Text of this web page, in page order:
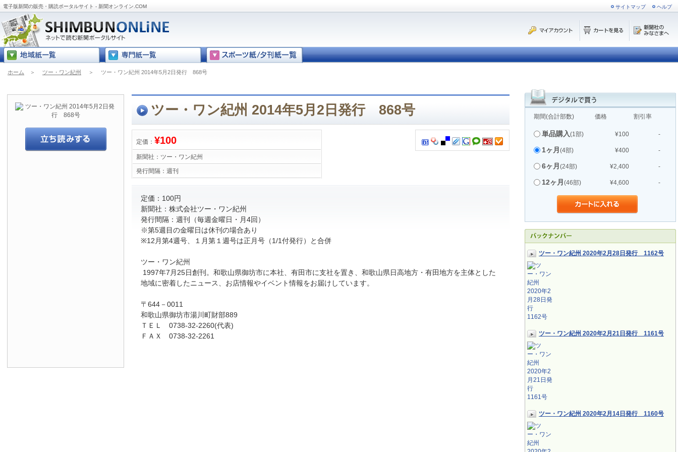
電子版新聞の販売・購読ポータルサイト - 新聞オンライン.COM サイトマップ ヘルプ
ホーム ＞ ツー・ワン紀州 ＞ ツー・ワン紀州 2014年5月2日発行 868号
期間(合計部数) 価格 割引率
単品購入(1部) ¥100 -
1ヶ月 (4部) ¥400 -
6ヶ月 (24部) ¥2,400 -
12ヶ月 (46部) ¥4,600 -
ツー・ワン紀州 2020年2月28日発行 1162号
ツー・ワン紀州 2020年2月21日発行 1161号
ツー・ワン紀州 2020年2月14日発行 1160号
ツー・ワン紀州 2014年5月2日発行 868号
定価： ¥100
新聞社： ツー・ワン紀州
発行間隔： 週刊
定価：100円
新聞社：株式会社ツー・ワン紀州
発行間隔：週刊（毎週金曜日・月4回）
※第5週目の金曜日は休刊の場合あり
※12月第4週号、１月第１週号は正月号（1/1付発行）と合併
ツー・ワン紀州
1997年7月25日創刊。和歌山県御坊市に本社、有田市に支社を置き、和歌山県日高地方・有田地方を主体とした
地域に密着したニュース、お店情報やイベント情報をお届けしています。
〒644－0011
和歌山県御坊市湯川町財部889
ＴＥＬ 0738-32-2260(代表)
ＦＡＸ 0738-32-2261